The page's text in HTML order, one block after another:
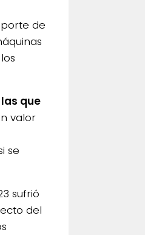
de
que
valor
se
sufrió
del